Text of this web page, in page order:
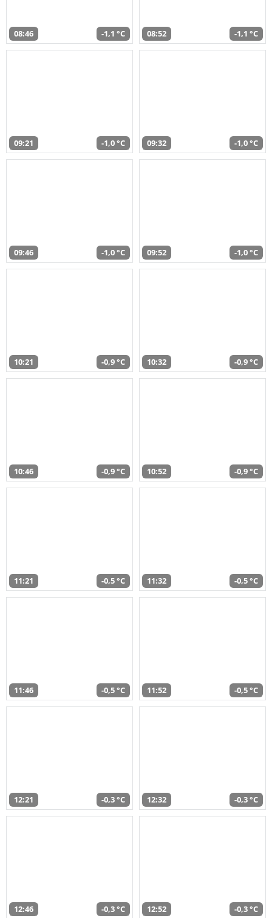
08:46 -1,1 °C 08:52 -1,1 °C
09:21 -1,0 °C 09:32 -1,0 °C
09:46 -1,0 °C 09:52 -1,0 °C
10:21 -0,9 °C 10:32 -0,9 °C
10:46 -0,9 °C 10:52 -0,9 °C
11:21 -0,5 °C 11:32 -0,5 °C
11:46 -0,5 °C 11:52 -0,5 °C
12:21 -0,3 °C 12:32 -0,3 °C
12:46 -0,3 °C 12:52 -0,3 °C